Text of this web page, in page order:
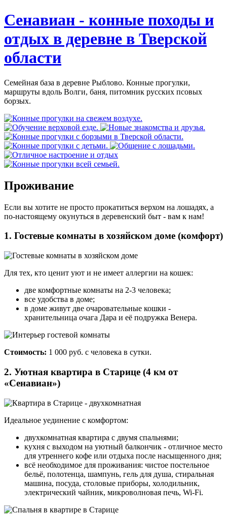
Сенавиан - конные походы и
отдых в деревне в Тверской
области
Семейная база в деревне Рыблово. Конные прогулки,
маршруты вдоль Волги, баня, питомник русских псовых
борзых.
Проживание
Если вы хотите не просто прокатиться верхом на лошадях, а
по-настоящему окунуться в деревенский быт - вам к нам!
1. Гостевые комнаты в хозяйском доме (комфорт)
Для тех, кто ценит уют и не имеет аллергии на кошек:
две комфортные комнаты на 2-3 человека;
все удобства в доме;
в доме живут две очаровательные кошки -
хранительница очага Дара и её подружка Венера.
Стоимость: 1 000 руб. с человека в сутки.
2. Уютная квартира в Старице (4 км от
«Сенавиан»)
Идеальное уединение с комфортом:
двухкомнатная квартира с двумя спальнями;
кухня с выходом на уютный балкончик - отличное место
для утреннего кофе или отдыха после насыщенного дня;
всё необходимое для проживания: чистое постельное
бельё, полотенца, шампунь, гель для душа, стиральная
машина, посуда, столовые приборы, холодильник,
электрический чайник, микроволновая печь, Wi-Fi.